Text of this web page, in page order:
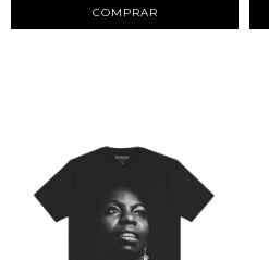
COMPRAR